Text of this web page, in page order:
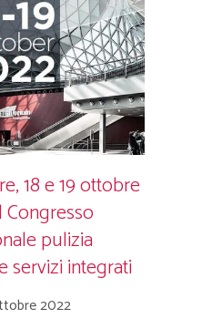
18 e 19 ottobre
pulizia
servizi integrati
2022